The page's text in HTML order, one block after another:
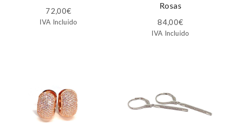
72,00€
IVA Incluido
Rosas
84,00€
IVA Incluido